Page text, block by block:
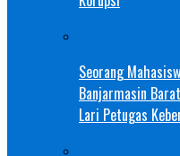
Seorang
Banjarmasin
Lari Petugas